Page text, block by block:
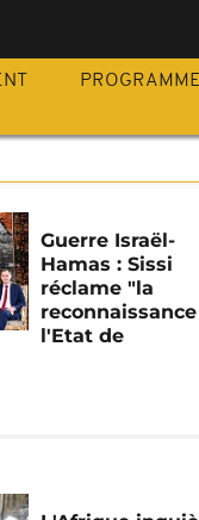
Guerre Israël-
Hamas : Sissi
réclame "la
l'Etat de